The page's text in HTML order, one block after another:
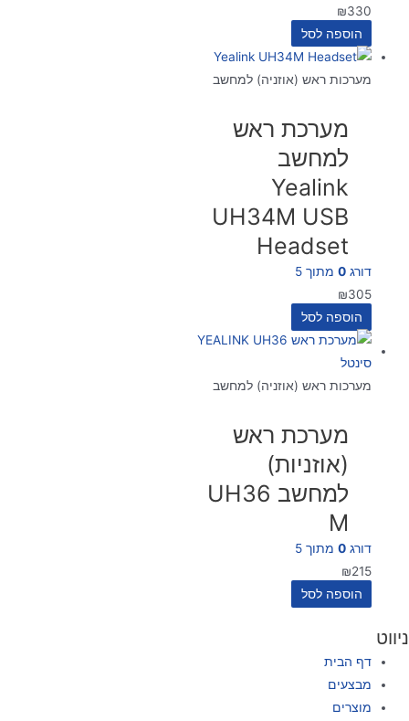
₪330
הוספה לסל
מערכות ראש (אוזניה) למחשב
מערכת ראש
למחשב
Yealink
UH34M USB
Headset
דורג0 מתוך 5
₪305
הוספה לסל
מערכות ראש (אוזניה) למחשב
מערכת ראש
(אוזניות)
למחשב UH36
M
דורג0 מתוך 5
₪215
הוספה לסל
ניווט
דף הבית
מבצעים
מוצרים